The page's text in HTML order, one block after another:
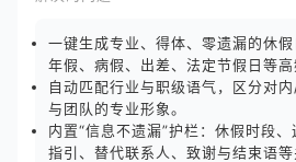
一键生成专业、得体、零遗漏的休
年假、病假、出差、法定节假日等高
自动匹配行业与职级语气，区分对
与团队的专业形象。
内置“信息不遗漏”护栏：休假时段
指引、替代联系人、致谢与结束语等